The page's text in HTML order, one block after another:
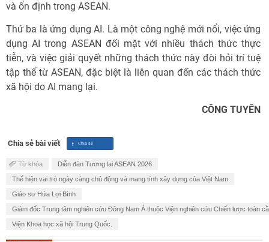
và ổn định trong ASEAN.
Thứ ba là ứng dụng AI. Là một công nghệ mới nổi, việc ứng
dụng AI trong ASEAN đối mặt với nhiều thách thức thực
tiễn, và việc giải quyết những thách thức này đòi hỏi trí tuệ
tập thể từ ASEAN, đặc biệt là liên quan đến các thách thức
xã hội do AI mang lại.
CÔNG TUYÊN
Chia sẻ bài viết
Từ khóa Diễn đàn Tương lai ASEAN 2026
Thể hiện vai trò ngày càng chủ động và mang tính xây dựng của Việt Nam
Giáo sư Hứa Lợi Bình
Giám đốc Trung tâm nghiên cứu Đông Nam Á thuộc Viện nghiên cứu Chiến lược toàn
Viện Khoa học xã hội Trung Quốc.